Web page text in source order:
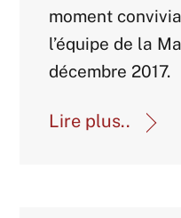
moment
l’équipe de la
décembre 2017.
Lire plus..